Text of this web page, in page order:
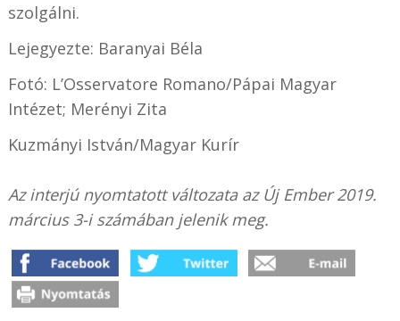
szolgálni.
Lejegyezte: Baranyai Béla
Fotó: L’Osservatore Romano/Pápai Magyar
Intézet; Merényi Zita
Kuzmányi István/Magyar Kurír
Az interjú nyomtatott változata az Új Ember 2019.
március 3-i számában jelenik meg.